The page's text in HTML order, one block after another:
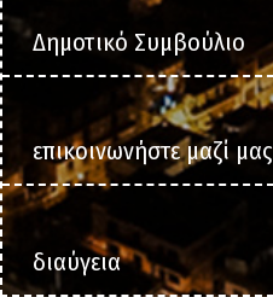
Δημοτικό Συμβούλιο
επικοινωνήστε μαζί μας
διαύγεια